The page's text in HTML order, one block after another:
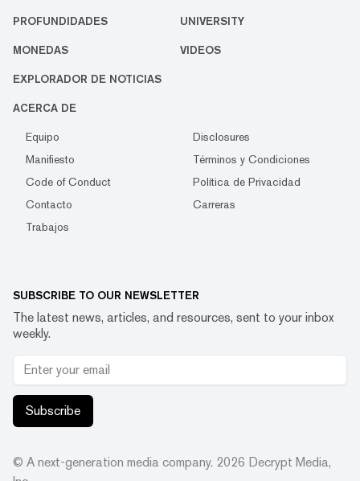
PROFUNDIDADES UNIVERSITY
MONEDAS VIDEOS
EXPLORADOR DE NOTICIAS
ACERCA DE
Equipo
Disclosures
Manifiesto
Términos y Condiciones
Code of Conduct
Política de Privacidad
Contacto
Carreras
Trabajos
SUBSCRIBE TO OUR NEWSLETTER
The latest news, articles, and resources, sent to your inbox
weekly.
Subscribe
© A next-generation media company. 2026 Decrypt Media,